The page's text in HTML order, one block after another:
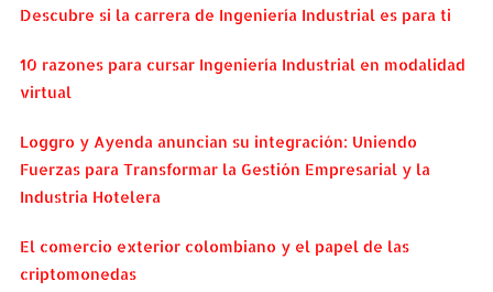
Descubre si la carrera de Ingeniería Industrial es para ti
10 razones para cursar Ingeniería Industrial en modalidad
virtual
Loggro y Ayenda anuncian su integración: Uniendo
Fuerzas para Transformar la Gestión Empresarial y la
Industria Hotelera
El comercio exterior colombiano y el papel de las
criptomonedas